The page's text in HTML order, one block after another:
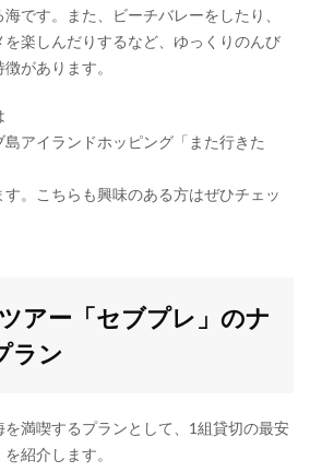
です。また、ビーチバレーをしたり、
を楽しんだりするなど、ゆっくりのんび
があります。
島アイランドホッピング「また行きた
。こちらも興味のある方はぜひチェッ
アー「セブプレ」のナ
ラン
満喫するプランとして、1組貸切の最安
紹介します。